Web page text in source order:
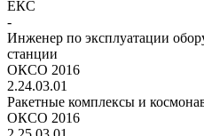
ЕКС
-
Инженер по эксплуатации
станции
ОКСО 2016
2.24.03.01
Ракетные комплексы и
ОКСО 2016